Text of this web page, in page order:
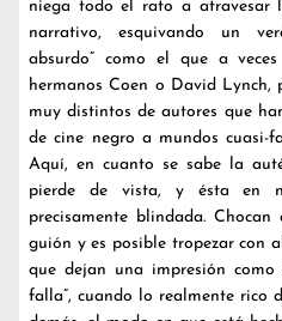
niega todo el rato a atravesar
narrativo, esquivando un
absurdo” como el que a
hermanos Coen o David Lynch,
muy distintos de autores que
de cine negro a mundos cuasi-
Aquí, en cuanto se sabe la
pierde de vista, y ésta en
precisamente blindada.
guión y es posible tropezar con
que dejan una impresión como
falla”, cuando lo realmente rico